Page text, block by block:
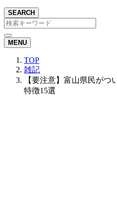
SEARCH
MENU
TOP
雑記
【要注意】富山県民がつ
特徴15選